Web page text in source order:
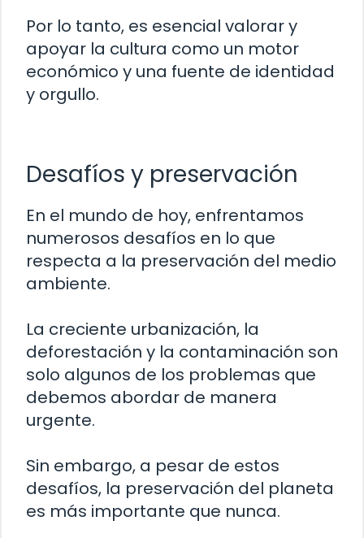
Por lo tanto, es esencial valorar y
apoyar la cultura como un motor
económico y una fuente de identidad
y orgullo.
Desafíos y preservación
En el mundo de hoy, enfrentamos
numerosos desafíos en lo que
respecta a la preservación del medio
ambiente.
La creciente urbanización, la
deforestación y la contaminación son
solo algunos de los problemas que
debemos abordar de manera
urgente.
Sin embargo, a pesar de estos
desafíos, la preservación del planeta
es más importante que nunca.